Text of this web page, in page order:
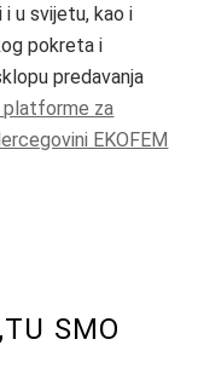
u svijetu, kao i
pokreta i
predavanja
platforme za
EKOFEM
SMO